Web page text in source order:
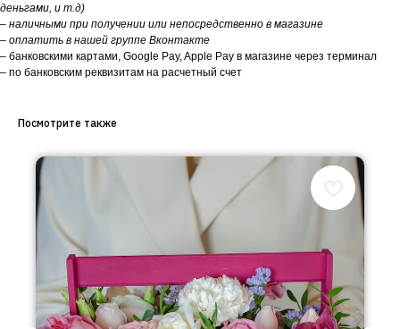
деньгами, и т.д)
– наличными при получении или непосредственно в магазине
– оплатить в нашей группе Вконтакте
– банковскими картами, Google Pay, Apple Pay в магазине через терминал
– по банковским реквизитам на расчетный счет
Посмотрите также